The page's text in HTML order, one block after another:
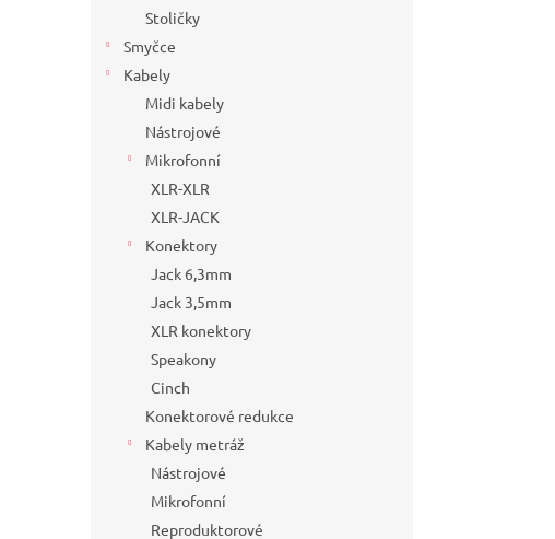
Stoličky
Smyčce
Kabely
Midi kabely
Nástrojové
Mikrofonní
XLR-XLR
XLR-JACK
Konektory
Jack 6,3mm
Jack 3,5mm
XLR konektory
Speakony
Cinch
Konektorové redukce
Kabely metráž
Nástrojové
Mikrofonní
Reproduktorové